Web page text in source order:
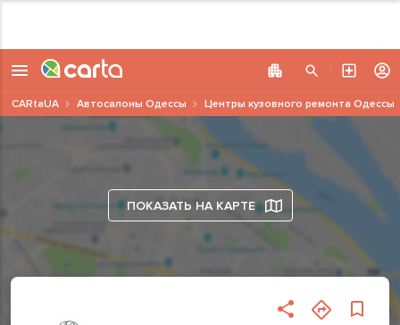
ПОКАЗАТЬ НА КАРТЕ
CARtaUA Автосалоны Одессы Центры кузовного ремонта Одессы